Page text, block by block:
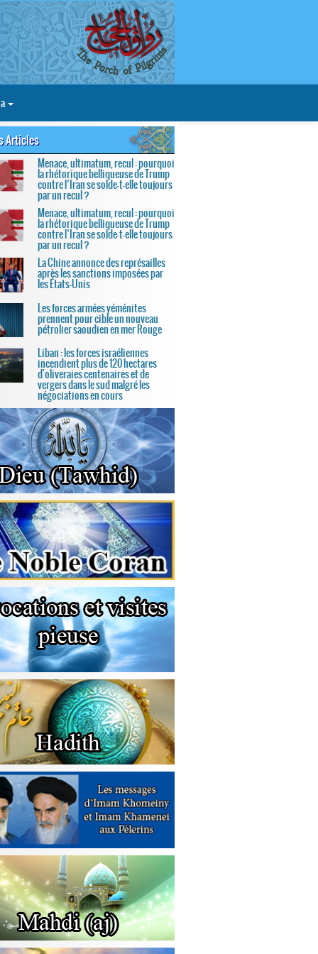
Articles
Menace, ultimatum, recul : pourquoi
la rhétorique belliqueuse de Trump
contre l’Iran se solde-t-elle toujours
par un recul ?
Menace, ultimatum, recul : pourquoi
la rhétorique belliqueuse de Trump
contre l’Iran se solde-t-elle toujours
par un recul ?
La Chine annonce des représailles
après les sanctions imposées par
les États-Unis
Les forces armées yéménites
prennent pour cible un nouveau
pétrolier saoudien en mer Rouge
Liban : les forces israéliennes
incendient plus de 120 hectares
d'oliveraies centenaires et de
vergers dans le sud malgré les
négociations en cours